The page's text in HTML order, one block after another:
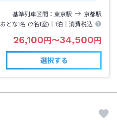
基準列車区間 東京駅 京都駅
おとな1名 (2名1室)｜1泊 ｜消費税込
26,100 円 〜34,500 円
選択する